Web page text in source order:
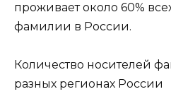
проживает около 60%
фамилии в России.
Количество носителей
разных регионах России